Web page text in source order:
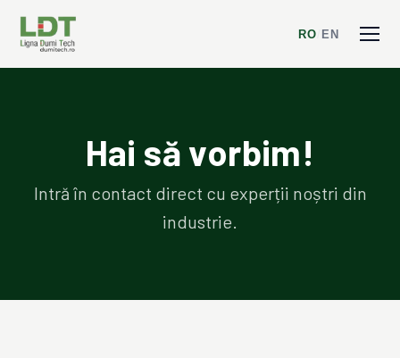
RO EN
Hai să vorbim!
Intră în contact direct cu experții noștri din
industrie.